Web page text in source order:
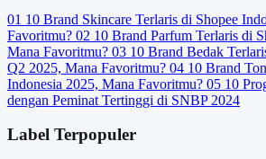
01 10 Brand Skincare Terlaris di Shopee
Favoritmu? 02 10 Brand Parfum Terlaris di
Mana Favoritmu? 03 10 Brand Bedak
Q2 2025, Mana Favoritmu? 04 10 Brand
Indonesia 2025, Mana Favoritmu? 05 10
dengan Peminat Tertinggi di SNBP 2024
Label Terpopuler